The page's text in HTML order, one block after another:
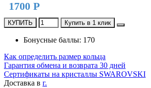
1700 Р
КУПИТЬ Купить в 1 клик
Бонусные баллы: 170
Как определить размер кольца
Гарантия обмена и возврата 30 дней
Сертификаты на кристаллы SWAROVSKI
Доставка в г.